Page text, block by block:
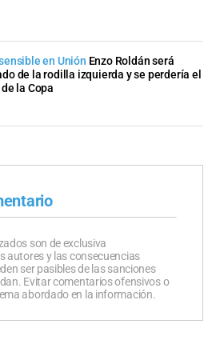
en Unión Enzo Roldán será
de la rodilla izquierda y se perdería el
la Copa
son de exclusiva
autores y las consecuencias
ser pasibles de las sanciones
Evitar comentarios ofensivos o
abordado en la información.